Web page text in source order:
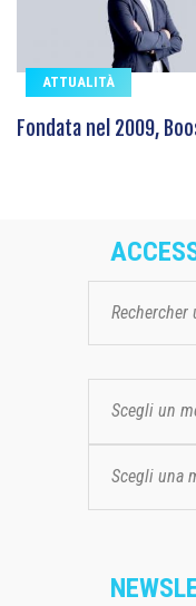
ATTUALITÀ
Fondata nel 2009,
Scegli un
Scegli una